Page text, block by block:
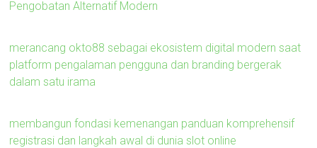
Pengobatan Alternatif Modern
merancang okto88 sebagai ekosistem digital modern saat
platform pengalaman pengguna dan branding bergerak
dalam satu irama
membangun fondasi kemenangan panduan komprehensif
registrasi dan langkah awal di dunia slot online